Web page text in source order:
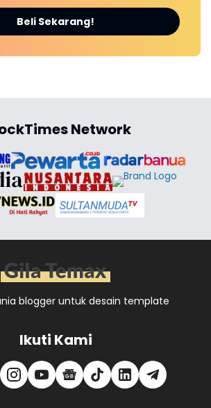
Beli Sekarang!
Network
blogger untuk desain template
Ikuti Kami